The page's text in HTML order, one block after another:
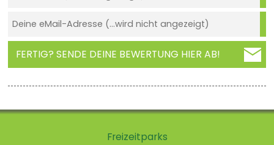
FERTIG? SENDE DEINE BEWERTUNG HIER AB!
Freizeitparks